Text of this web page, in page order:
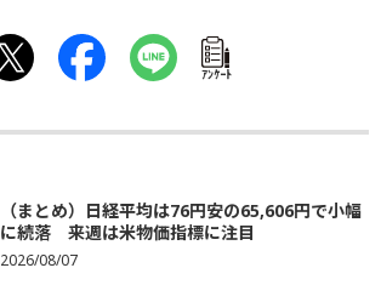
ｱﾝｹｰﾄ
（まとめ）日経平均は76円安の65,606円で小幅
に続落 来週は米物価指標に注目
2026/08/07